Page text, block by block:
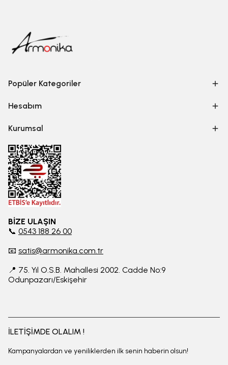
Popüler Kategoriler
Hesabım
Kurumsal
BİZE ULAŞIN
📞 0543 188 26 00
📧 satis@armonika.com.tr
📍 75. Yıl O.S.B. Mahallesi 2002. Cadde No:9
Odunpazarı/Eskişehir
İLETİŞİMDE OLALIM !
Kampanyalardan ve yeniliklerden ilk senin haberin olsun!